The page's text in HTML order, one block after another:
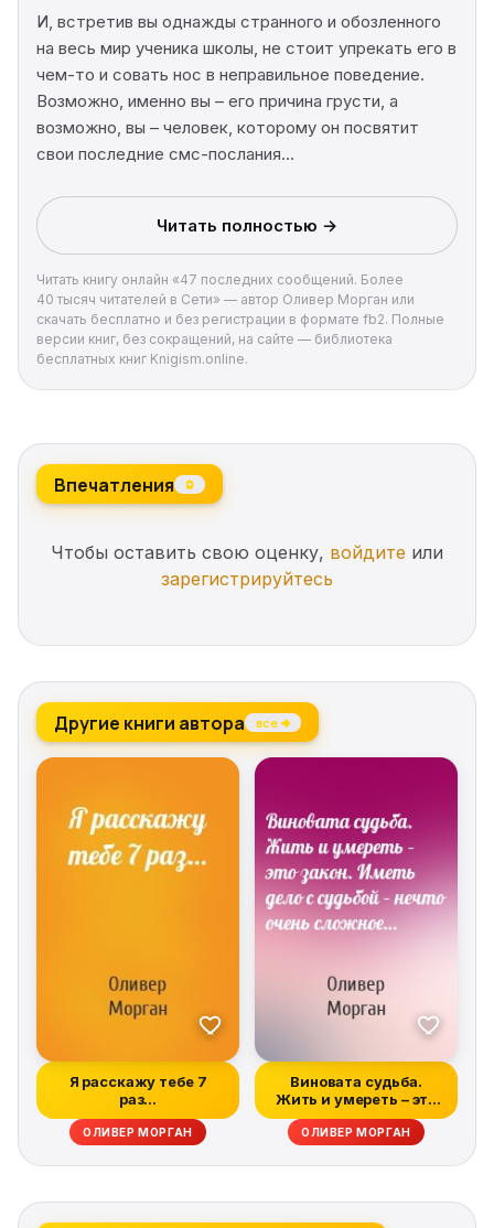
И, встретив вы однажды странного и обозленного
на весь мир ученика школы, не стоит упрекать его в
чем-то и совать нос в неправильное поведение.
Возможно, именно вы – его причина грусти, а
возможно, вы – человек, которому он посвятит
свои последние смс-послания…
Читать полностью →
Читать книгу онлайн «47 последних сообщений. Более
40 тысяч читателей в Сети» — автор Оливер Морган или
скачать бесплатно и без регистрации в формате fb2. Полные
версии книг, без сокращений, на сайте — библиотека
бесплатных книг Knigism.online.
Впечатления 0
Чтобы оставить свою оценку, войдите или
зарегистрируйтесь
Другие книги автора все →
Я расскажу тебе 7
раз…
ОЛИВЕР МОРГАН
Виновата судьба.
Жить и умереть – это
закон. Иметь...
ОЛИВЕР МОРГАН